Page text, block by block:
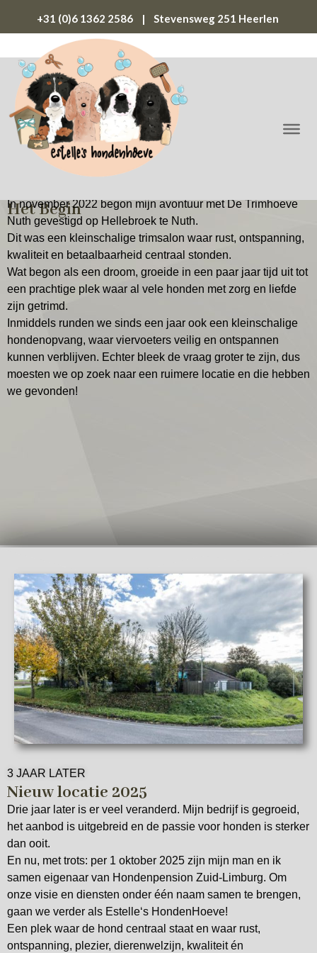
+31 (0)6 1362 2586 | Stevensweg 251 Heerlen
Het Begin
In november 2022 begon mijn avontuur met De Trimhoeve
Nuth gevestigd op Hellebroek te Nuth.
Dit was een kleinschalige trimsalon waar rust, ontspanning,
kwaliteit en betaalbaarheid centraal stonden.
Wat begon als een droom, groeide in een paar jaar tijd uit tot
een prachtige plek waar al vele honden met zorg en liefde
zijn getrimd.
Inmiddels runden we sinds een jaar ook een kleinschalige
hondenopvang, waar viervoeters veilig en ontspannen
kunnen verblijven. Echter bleek de vraag groter te zijn, dus
moesten we op zoek naar een ruimere locatie en die hebben
we gevonden!
3 JAAR LATER
Nieuw locatie 2025
Drie jaar later is er veel veranderd. Mijn bedrijf is gegroeid,
het aanbod is uitgebreid en de passie voor honden is sterker
dan ooit.
En nu, met trots: per 1 oktober 2025 zijn mijn man en ik
samen eigenaar van Hondenpension Zuid-Limburg. Om
onze visie en diensten onder één naam samen te brengen,
gaan we verder als Estelle‘s HondenHoeve!
Een plek waar de hond centraal staat en waar rust,
ontspanning, plezier, dierenwelzijn, kwaliteit én